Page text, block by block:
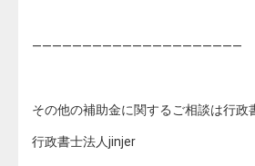
—————————————————————
その他の補助金に関するご相談は行政
行政書士法人jinjer